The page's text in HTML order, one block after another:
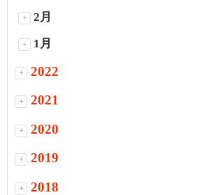
+ 2月
+ 1月
+ 2022
+ 2021
+ 2020
+ 2019
+ 2018